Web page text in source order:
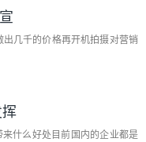
几千的价格再开机拍摄对营销
什么好处目前国内的企业都是